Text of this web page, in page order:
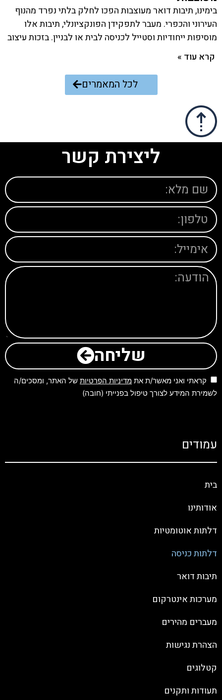
בימינו, תיבות דואר מעוצבות הפכו לחלק בלתי נפרד מהנוף
העירוני והכפרי. מעבר לתפקידן הפונקציונלי, תיבות אלו
מוסיפות ייחודיות וסטייל לכניסה לבית או לבניין. בזכות עיצוב
קרא עוד »
לכל המאמרים
ליצירת קשר
שליחה
קראתי ואני מאשר/ת את מדיניות הפרטיות של האתר, ומסכים/ה
לשמירת המידע לצורך טיפול בפנייתי (חובה)
עמודים
בית
אודותינו
דלתות אוטומטיות
דלתות כניסה
תיבות דואר
מערכות אינטרקום
מעברים מהירים
הצהרת נגישות
קטלוגים
תעודות ותקנים